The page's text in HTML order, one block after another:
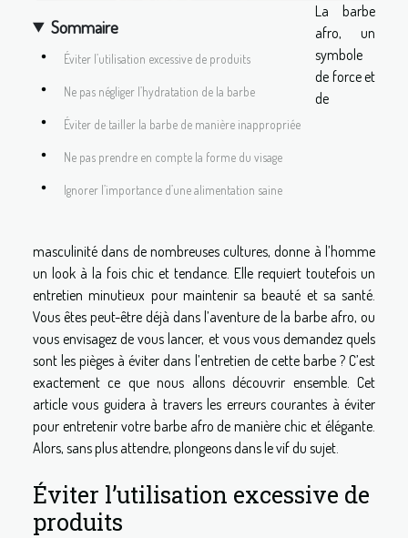
Sommaire
Éviter l’utilisation excessive de produits
Ne pas négliger l’hydratation de la barbe
Éviter de tailler la barbe de manière inappropriée
Ne pas prendre en compte la forme du visage
Ignorer l’importance d’une alimentation saine
La barbe
afro, un
symbole
de force et
de
masculinité dans de nombreuses cultures, donne à l’homme
un look à la fois chic et tendance. Elle requiert toutefois un
entretien minutieux pour maintenir sa beauté et sa santé.
Vous êtes peut-être déjà dans l’aventure de la barbe afro, ou
vous envisagez de vous lancer, et vous vous demandez quels
sont les pièges à éviter dans l’entretien de cette barbe ? C’est
exactement ce que nous allons découvrir ensemble. Cet
article vous guidera à travers les erreurs courantes à éviter
pour entretenir votre barbe afro de manière chic et élégante.
Alors, sans plus attendre, plongeons dans le vif du sujet.
Éviter l’utilisation excessive de
produits